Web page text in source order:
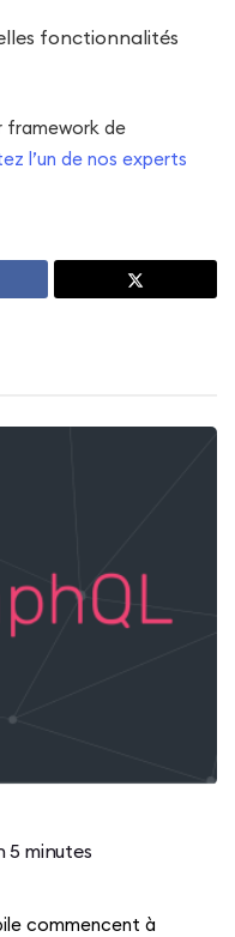
fonctionnalités
framework de
l’un de nos experts
5 minutes
commencent à